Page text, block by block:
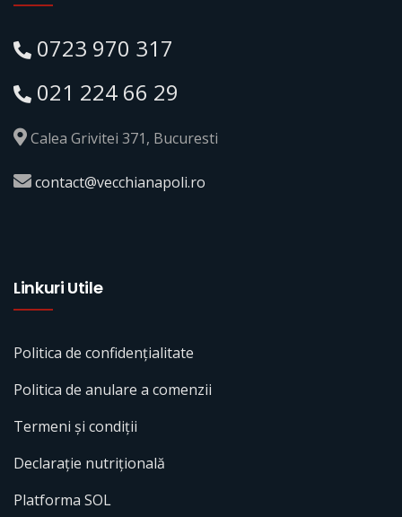
Linkuri Utile
Politica de confidențialitate
Politica de anulare a comenzii
Termeni și condiții
Declarație nutrițională
Platforma SOL
0723 970 317
021 224 66 29
Calea Grivitei 371, Bucuresti
contact@vecchianapoli.ro